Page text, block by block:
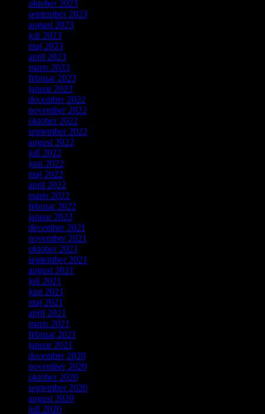
oktober 2023
september 2023
august 2023
juli 2023
maj 2023
april 2023
marts 2023
februar 2023
januar 2023
december 2022
november 2022
oktober 2022
september 2022
august 2022
juli 2022
juni 2022
maj 2022
april 2022
marts 2022
februar 2022
januar 2022
december 2021
november 2021
oktober 2021
september 2021
august 2021
juli 2021
juni 2021
maj 2021
april 2021
marts 2021
februar 2021
januar 2021
december 2020
november 2020
oktober 2020
september 2020
august 2020
juli 2020